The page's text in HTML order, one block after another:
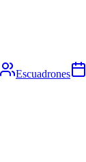
Escuadrones